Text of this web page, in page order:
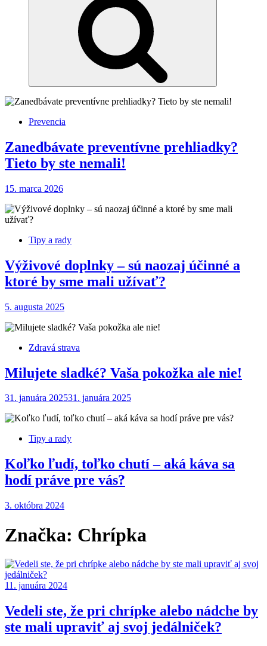
Prevencia
Zanedbávate preventívne prehliadky?
Tieto by ste nemali!
15. marca 2026
Tipy a rady
Výživové doplnky – sú naozaj účinné a
ktoré by sme mali užívať?
5. augusta 2025
Zdravá strava
Milujete sladké? Vaša pokožka ale nie!
31. januára 202531. januára 2025
Tipy a rady
Koľko ľudí, toľko chutí – aká káva sa
hodí práve pre vás?
3. októbra 2024
Značka: Chrípka
11. januára 2024
Vedeli ste, že pri chrípke alebo nádche by
ste mali upraviť aj svoj jedálniček?